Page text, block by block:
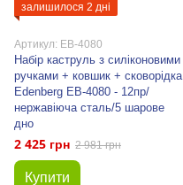
залишилося 2 дні
Артикул: EB-4080
Набір каструль з силіконовими
ручками + ковшик + сковорідка
Edenberg EB-4080 - 12пр/
нержавіюча сталь/5 шарове
дно
2 425 грн 2 981 грн
Купити